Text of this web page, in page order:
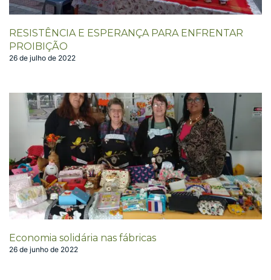
RESISTÊNCIA E ESPERANÇA PARA ENFRENTAR
PROIBIÇÃO
26 de julho de 2022
Economia solidária nas fábricas
26 de junho de 2022